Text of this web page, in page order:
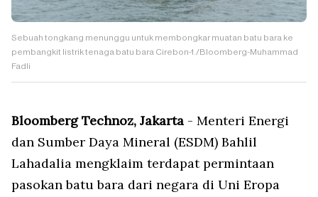
Sebuah tongkang menunggu untuk membongkar muatan batu bara ke
pembangkit listrik tenaga batu bara Cirebon-1./Bloomberg-Muhammad
Fadli
Bloomberg Technoz, Jakarta - Menteri Energi
dan Sumber Daya Mineral (ESDM) Bahlil
Lahadalia mengklaim terdapat permintaan
pasokan batu bara dari negara di Uni Eropa